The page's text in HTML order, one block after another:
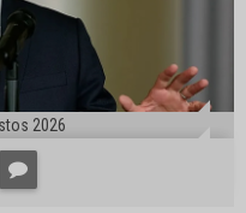
2026